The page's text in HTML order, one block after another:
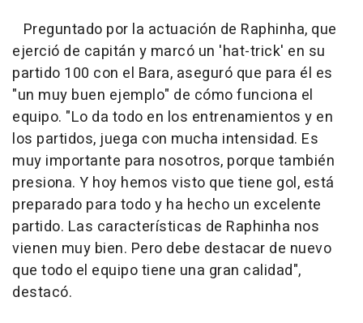
Preguntado por la actuación de Raphinha, que
ejerció de capitán y marcó un 'hat-trick' en su
partido 100 con el Bara, aseguró que para él es
"un muy buen ejemplo" de cómo funciona el
equipo. "Lo da todo en los entrenamientos y en
los partidos, juega con mucha intensidad. Es
muy importante para nosotros, porque también
presiona. Y hoy hemos visto que tiene gol, está
preparado para todo y ha hecho un excelente
partido. Las características de Raphinha nos
vienen muy bien. Pero debe destacar de nuevo
que todo el equipo tiene una gran calidad",
destacó.